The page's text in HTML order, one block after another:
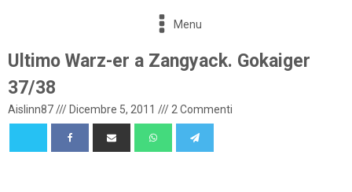
Menu
Ultimo Warz-er a Zangyack. Gokaiger
37/38
Aislinn87/// Dicembre 5, 2011 /// 2 Commenti